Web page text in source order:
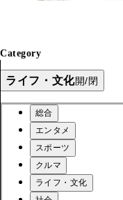
Category
ライフ・文化開/閉
総合
エンタメ
スポーツ
クルマ
ライフ・文化